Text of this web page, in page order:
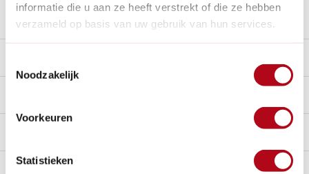
informatie die u aan ze heeft verstrekt of die ze hebben
verzameld op basis van uw gebruik van hun services.
Noodzakelijk
Voorkeuren
Statistieken
Stel een vraag over dit product